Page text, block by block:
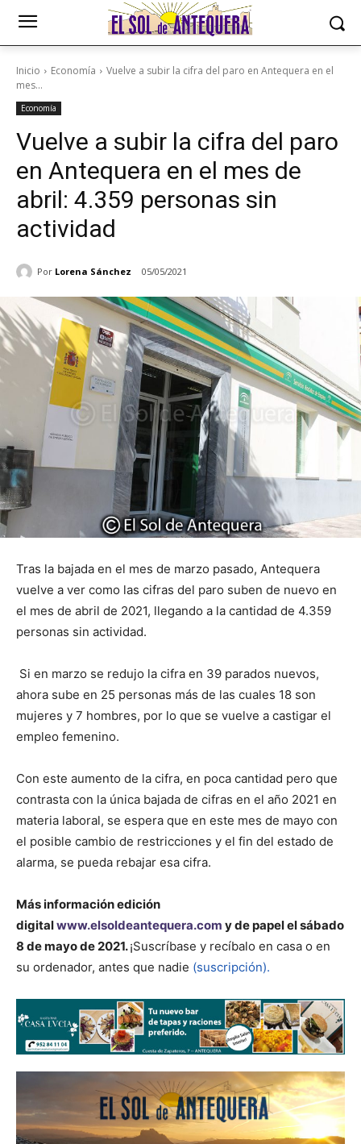
Inicio Economía
Vuelve a subir la cifra del paro en Antequera en el
mes...
Economía
Vuelve a subir la cifra del paro
en Antequera en el mes de
abril: 4.359 personas sin
actividad
Por Lorena Sánchez 05/05/2021
Tras la bajada en el mes de marzo pasado, Antequera
vuelve a ver como las cifras del paro suben de nuevo en
el mes de abril de 2021, llegando a la cantidad de 4.359
personas sin actividad.
Si en marzo se redujo la cifra en 39 parados nuevos,
ahora sube en 25 personas más de las cuales 18 son
mujeres y 7 hombres, por lo que se vuelve a castigar el
empleo femenino.
Con este aumento de la cifra, en poca cantidad pero que
contrasta con la única bajada de cifras en el año 2021 en
materia laboral, se espera que en este mes de mayo con
el posible cambio de restricciones y el fin del estado de
alarma, se pueda rebajar esa cifra.
Más informaciónedición
digitalwww.elsoldeantequera.com y de papel el sábado
8 de mayo de 2021.¡Suscríbase y recíbalo en casa o en
su ordenador, antes que nadie (suscripción).